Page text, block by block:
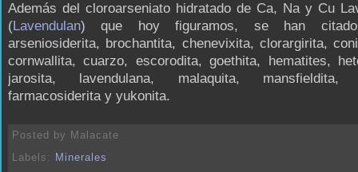
Además del cloroarseniato hidratado de Ca, Na y Cu
(Lavendulan) que hoy figuramos, se han citado
arseniosiderita, brochantita, chenevixita, clorargirita,
cornwallita, cuarzo, escorodita, goethita, hematites,
jarosita, lavendulana, malaquita, mansfieldita,
farmacosiderita y yukonita.
Posted by Malacate
Labels:
Minerales